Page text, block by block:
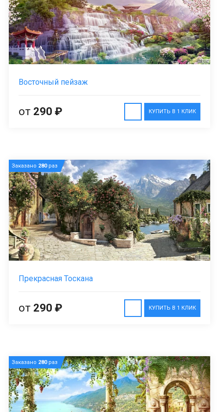
Восточный пейзаж
КУПИТЬ В 1 КЛИК
от 290 ₽
Заказано 280раз
Прекрасная Тоскана
КУПИТЬ В 1 КЛИК
от 290 ₽
Заказано 280раз